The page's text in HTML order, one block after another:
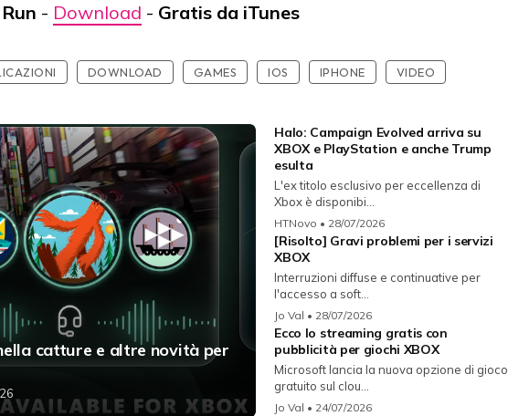
- Download - Gratis da iTunes
DOWNLOAD GAMES IOS IPHONE VIDEO
catture e altre novità per
Halo: Campaign Evolved arriva su
XBOX e PlayStation e anche Trump
esulta
L'ex titolo esclusivo per eccellenza di
Xbox è disponibi...
HTNovo • 28/07/2026
[Risolto] Gravi problemi per i servizi
XBOX
Interruzioni diffuse e continuative per
l'accesso a soft...
Jo Val • 28/07/2026
Ecco lo streaming gratis con
pubblicità per giochi XBOX
Microsoft lancia la nuova opzione di gioco
gratuito sul clou...
Jo Val • 24/07/2026